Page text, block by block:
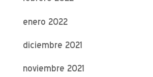
enero 2022
diciembre 2021
noviembre 2021